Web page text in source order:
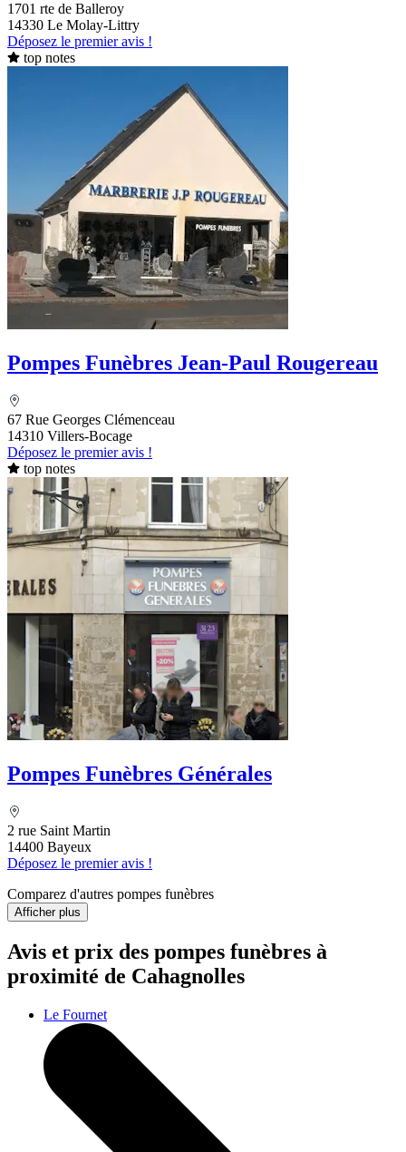
1701 rte de Balleroy
14330 Le Molay-Littry
Déposez le premier avis !
top notes
Pompes Funèbres Jean-Paul Rougereau
67 Rue Georges Clémenceau
14310 Villers-Bocage
Déposez le premier avis !
top notes
Pompes Funèbres Générales
2 rue Saint Martin
14400 Bayeux
Déposez le premier avis !
Comparez d'autres pompes funèbres
Afficher plus
Avis et prix des pompes funèbres à
proximité de Cahagnolles
Le Fournet